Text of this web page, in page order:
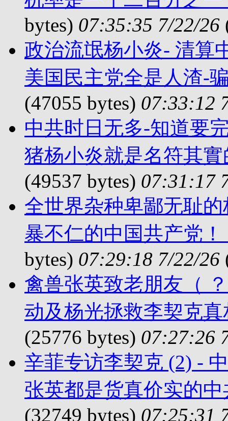
bytes) 07:35:35 7/22/26
政治流氓杨小炎- 清算
美国民主党全是人渣-
(47055 bytes) 07:33:12
中共时日无多-知道要
猪杨小炎就是名符其
(49537 bytes) 07:31:17
全世界杂种卑鄙无耻
暴不仁的中国共产党！
bytes) 07:29:18 7/22/26
禽兽张英致老朋友（
动及杨光拯救李契克
(25776 bytes) 07:27:26
辛菲专访李契克 (2) -
张英都是货真价实的
(32749 bytes) 07:25:31